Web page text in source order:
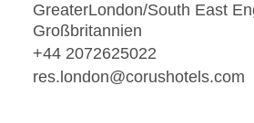
GreaterLondon/South East
Großbritannien
+44 2072625022
res.london@corushotels.com